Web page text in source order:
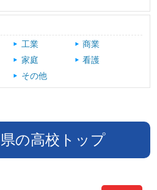
工業
商業
家庭
看護
その他
の高校トップ